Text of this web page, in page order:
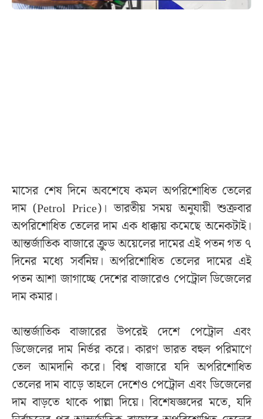
মাসের শেষ দিনে অবশেষে কমল অপরিশোধিত তেলের
দাম (Petrol Price)। ভারতীয় সময় অনুযায়ী শুক্রবার
অপরিশোধিত তেলের দাম এক ধাক্কায় কমেছে অনেকটাই।
আন্তর্জাতিক বাজারে ক্রুড অয়েলের দামের এই পতন গত ৭
দিনের মধ্যে সর্বনিম্ন। অপরিশোধিত তেলের দামের এই
পতন আশা জাগাচ্ছে দেশের বাজারেও পেট্রোল ডিজেলের
দাম কমার।
আন্তর্জাতিক বাজারের উপরেই দেশে পেট্রোল এবং
ডিজেলের দাম নির্ভর করে। কারণ ভারত বহুল পরিমাণে
তেল আমদানি করে। বিশ্ব বাজারে যদি অপরিশোধিত
তেলের দাম বাড়ে তাহলে দেশেও পেট্রোল এবং ডিজেলের
দাম বাড়তে থাকে পাল্লা দিয়ে। বিশেষজ্ঞদের মতে, যদি